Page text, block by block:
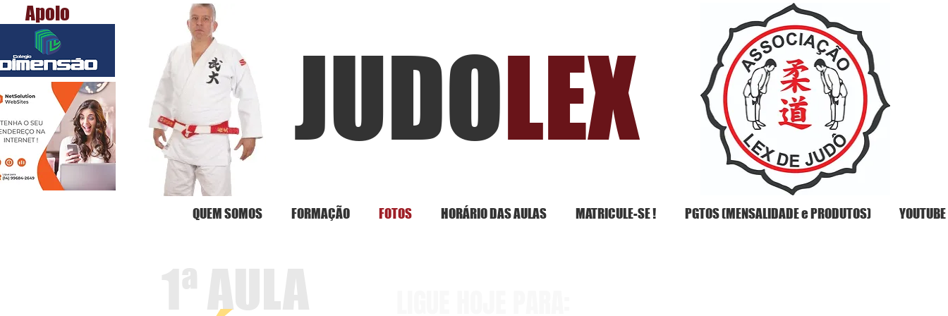
Apoio
JUDOLEX
QUEM SOMOS FORMAÇÃO FOTOS HORÁRIO DAS AULAS MATRICULE-SE ! PGTOS (MENSALIDADE e PRODUTOS) YOUTUBE